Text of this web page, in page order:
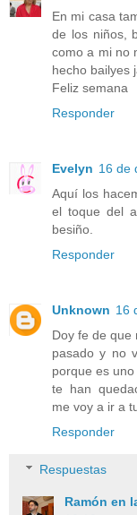
En mi casa
de los niños,
como a mi no
hecho bailyes
Feliz semana
Responder
Evelyn 16 de
Aquí los
el toque del
besiño.
Responder
Unknown 16
Doy fe de que
pasado y no
porque es
te han
me voy a ir a
Responder
Respuestas
Ramón en